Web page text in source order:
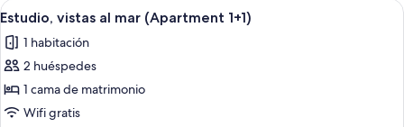
(2+2)
vistas
mar
(2+2)
Abrir
todas
las
fotos
de
Estudio,
Habitación de hotel con dos camas,
3
Estudio, vistas al mar (Apartment 1+1)
1 habitación
2 huéspedes
1 cama de matrimonio
Wifi gratis